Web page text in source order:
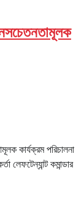
কার্যক্রম পরিচালনা
লেফটেন্যান্ট কমান্ডার